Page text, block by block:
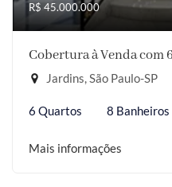
R$ 45.000.000
Cobertura à Venda com
Jardins, São Paulo-SP
6 Quartos 8 Banheiros
Mais informações